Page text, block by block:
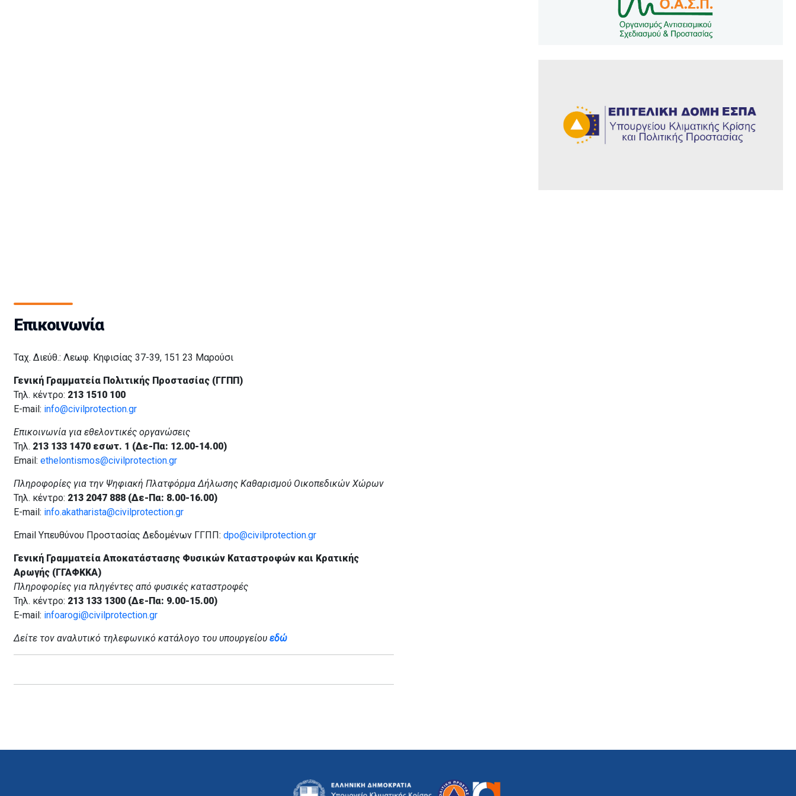
Επικοινωνία
Ταχ. Διεύθ.: Λεωφ. Κηφισίας 37-39, 151 23 Μαρούσι
Γενική Γραμματεία Πολιτικής Προστασίας (ΓΓΠΠ)
Τηλ. κέντρο: 213 1510 100
E-mail: info@civilprotection.gr
Επικοινωνία για εθελοντικές οργανώσεις
Τηλ. 213 133 1470 εσωτ. 1 (Δε-Πα: 12.00-14.00)
Email: ethelontismos@civilprotection.gr
Πληροφορίες για την Ψηφιακή Πλατφόρμα Δήλωσης Καθαρισμού Οικοπεδικών Χώρων
Τηλ. κέντρο: 213 2047 888 (Δε-Πα: 8.00-16.00)
E-mail: info.akatharista@civilprotection.gr
Email Υπευθύνου Προστασίας Δεδομένων ΓΓΠΠ: dpo@civilprotection.gr
Γενική Γραμματεία Αποκατάστασης Φυσικών Καταστροφών και Κρατικής
Αρωγής (ΓΓΑΦΚΚΑ)
Πληροφορίες για πληγέντες από φυσικές καταστροφές
Τηλ. κέντρο: 213 133 1300 (Δε-Πα: 9.00-15.00)
E-mail: infoarogi@civilprotection.gr
Δείτε τον αναλυτικό τηλεφωνικό κατάλογο του υπουργείου εδώ